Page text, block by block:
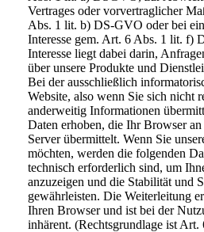
Vertrages oder vorvertraglicher
Abs. 1 lit. b) DS-GVO oder bei
Interesse gem. Art. 6 Abs. 1 lit. f)
Interesse liegt dabei darin,
über unsere Produkte und
Bei der ausschließlich
Website, also wenn Sie sich nicht
anderweitig Informationen
Daten erhoben, die Ihr Browser
Server übermittelt. Wenn Sie
möchten, werden die folgenden
technisch erforderlich sind, um
anzuzeigen und die Stabilität und
gewährleisten. Die Weiterleitung
Ihren Browser und ist bei der
inhärent. (Rechtsgrundlage ist